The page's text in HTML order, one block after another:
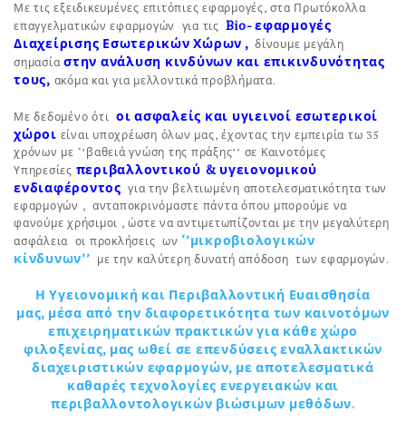
Με τις εξειδικευμένες επιτόπιες εφαρμογές, στα Πρωτόκολλα
επαγγελματικών εφαρμογών για τιςBio- εφαρμογές
Διαχείρισης Εσωτερικών Χώρων , δίνουμε μεγάλη
σημασία στην ανάλυση κινδύνων και επικινδυνότητας
τους, ακόμα και για μελλοντικά προβλήματα.
Με δεδομένο ότι οι ασφαλείς και υγιεινοί εσωτερικοί
χώροι είναι υποχρέωση όλων μας, έχοντας την εμπειρία τω 35
χρόνων με ‘’βαθειά γνώση της πράξης’’ σε Καινοτόμες
Υπηρεσίες περιβαλλοντικού & υγειονομικού
ενδιαφέροντος για την βελτιωμένη αποτελεσματικότητα των
εφαρμογών , ανταποκρινόμαστε πάντα όπου μπορούμε να
φανούμε χρήσιμοι , ώστε να αντιμετωπίζονται με την μεγαλύτερη
ασφάλεια οι προκλήσεις ων ‘’μικροβιολογικών
κίνδυνων’’ με την καλύτερη δυνατή απόδοση των εφαρμογών.
ΗΥγειονομική και Περιβαλλοντική Ευαισθησία
μας, μέσα από την διαφορετικότητα των καινοτόμων
επιχειρηματικών πρακτικών για κάθε χώρο
φιλοξενίας, μας ωθεί σε επενδύσεις εναλλακτικών
διαχειριστικών εφαρμογών, με αποτελεσματικά
καθαρές τεχνολογίες ενεργειακών και
περιβαλλοντολογικών βιώσιμων μεθόδων.